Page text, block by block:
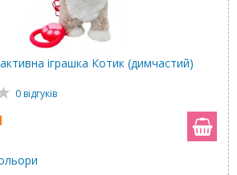
іграшка Котик (димчастий)
0 відгуків